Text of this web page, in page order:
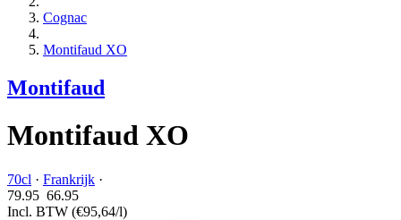
Cognac
Montifaud XO
Montifaud
Montifaud XO
70cl · Frankrijk ·
79.95 66.95
Incl. BTW (€95,64/l)